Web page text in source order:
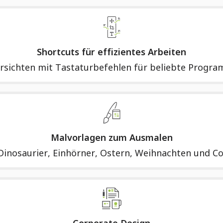
Shortcuts für effizientes Arbeiten
mit Tastaturbefehlen für beliebte
Malvorlagen zum Ausmalen
Einhörner, Ostern, Weihnachten und